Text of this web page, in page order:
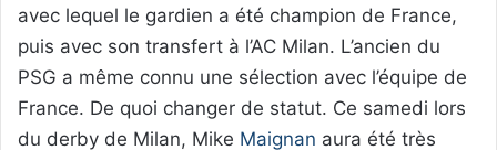
avec lequel le gardien a été champion de France,
puis avec son transfert à l’AC Milan. L’ancien du
PSG a même connu une sélection avec l’équipe de
France. De quoi changer de statut. Ce samedi lors
du derby de Milan, Mike Maignan aura été très